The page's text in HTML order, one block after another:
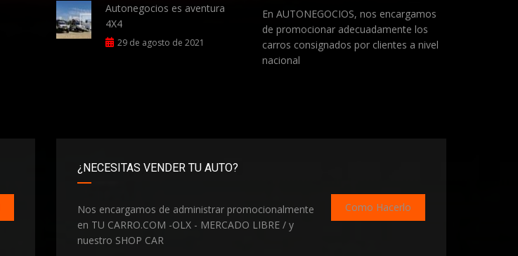
Autonegocios es aventura
4X4
29 de agosto de 2021
En AUTONEGOCIOS, nos encargamos
de promocionar adecuadamente los
carros consignados por clientes a nivel
nacional
¿NECESITAS VENDER TU AUTO?
Nos encargamos de administrar promocionalmente
en TU CARRO.COM -OLX - MERCADO LIBRE / y
nuestro SHOP CAR
Como Hacerlo